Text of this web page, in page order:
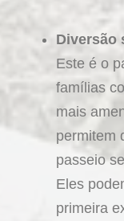
Diversão
Este é o
famílias
mais
permitem
passeio
Eles
primeira